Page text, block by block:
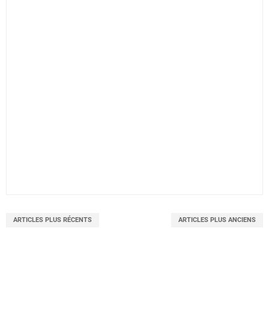
ARTICLES PLUS RÉCENTS ARTICLES PLUS ANCIENS